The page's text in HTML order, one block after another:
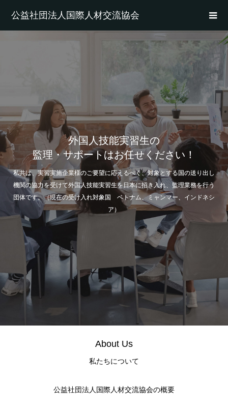
公益社団法人国際人材交流協会
外国人技能実習生の
監理・サポートはお任せください！
私共は、実習実施企業様のご要望に応えるべく、対象とする国の送り出し
機関の協力を受けて外国人技能実習生を日本に招き入れ、監理業務を行う
団体です。（現在の受け入れ対象国 ベトナム、ミャンマー、インドネシ
ア）
About Us
私たちについて
公益社団法人国際人材交流協会の概要